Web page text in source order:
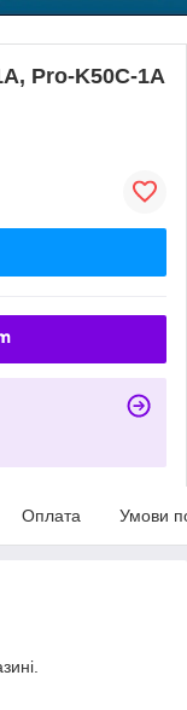
Pro-K50C-1A
Оплата Умови